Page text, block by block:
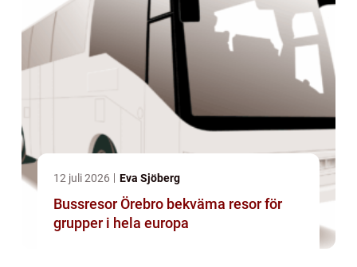
12 juli 2026 Eva Sjöberg
Bussresor Örebro bekväma resor för
grupper i hela europa